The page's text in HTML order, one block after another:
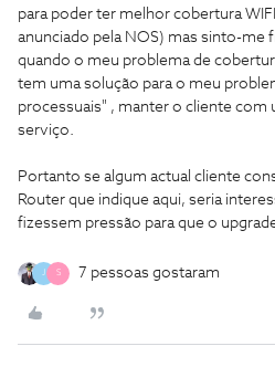
para poder ter melhor cobertura
anunciado pela NOS) mas sinto-me
quando o meu problema de
tem uma solução para o meu
processuais" , manter o cliente com
serviço.
Portanto se algum actual cliente
Router que indique aqui, seria
fizessem pressão para que o
J S 7 pessoas gostaram